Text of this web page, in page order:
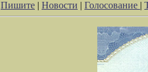
Пишите | Новости | Голосование |